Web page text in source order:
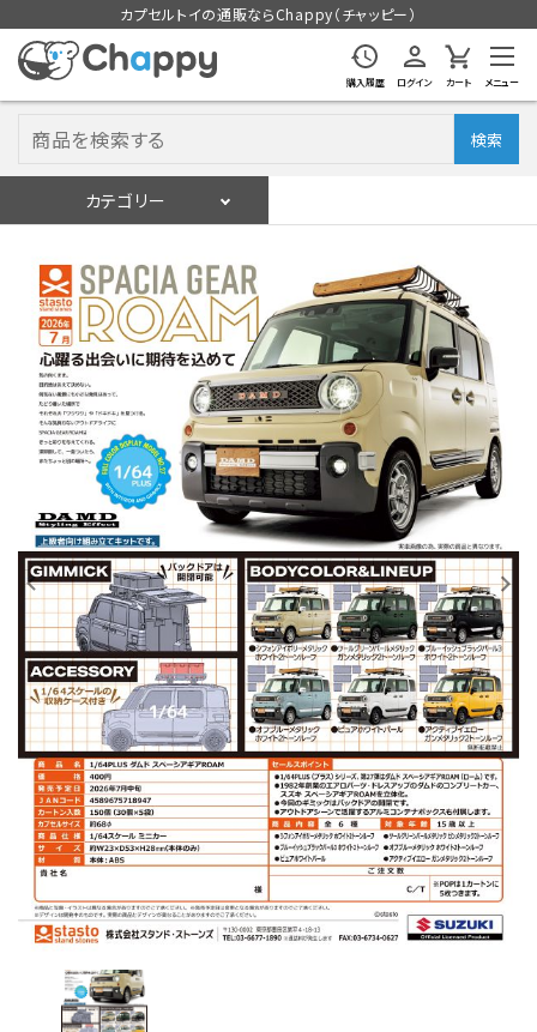
カプセルトイの通販ならChappy（チャッピー）
購入履歴 ログイン カート メニュー
検索
カテゴリー
入荷スケジュールをチェック
カプセルトイマシン本体
カプセルトイ
販促用空カプセル
レンタル
景品・玩具・文具
販促用カプセルトイ
よくあるご質問
ご利用ガイド
06-6282-7659